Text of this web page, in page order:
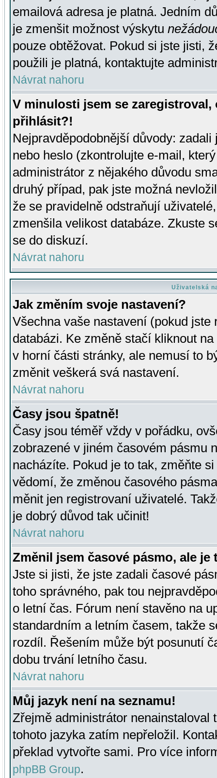
emailová adresa je platná. Jedním
je zmenšit možnost výskytu
pouze obtěžovat. Pokud si jste jisti,
použili je platná, kontaktujte
Návrat nahoru
V minulosti jsem se
přihlásit?!
Nejpravděpodobnější důvody:
nebo heslo (zkontrolujte e-mail,
administrátor z nějakého důvodu
druhý případ, pak jste možná
že se pravidelně odstraňují
zmenšila velikost databáze. Zkuste
se do diskuzí.
Návrat nahoru
Uživatelská
Jak změním svoje nastavení?
Všechna vaše nastavení (pokud
databázi. Ke změně stačí kliknout
v horní části stránky, ale nemusí to
změnit veškerá svá nastavení.
Návrat nahoru
Časy jsou špatně!
Časy jsou téměř vždy v pořádku,
zobrazené v jiném časovém pásmu
nacházíte. Pokud je to tak, změňte
vědomí, že změnou časového
měnit jen registrovaní uživatelé.
je dobrý důvod tak učinit!
Návrat nahoru
Změnil jsem časové pásmo, ale je
Jste si jisti, že jste zadali časové
toho správného, pak tou
o letní čas. Fórum není stavěno na
standardním a letním časem, takže
rozdíl. Řešením může být posunutí
dobu trvání letního času.
Návrat nahoru
Můj jazyk není na seznamu!
Zřejmě administrátor nenainstaloval
tohoto jazyka zatím nepřeložil.
překlad vytvořte sami. Pro více
phpBB Group.